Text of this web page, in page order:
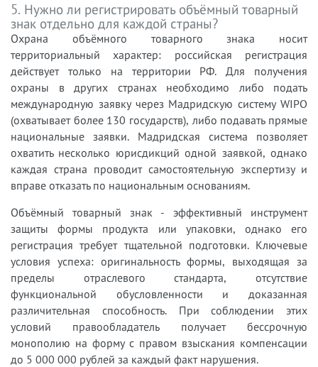
5. Нужно ли регистрировать объёмный товарный
знак отдельно для каждой страны?
Охрана объёмного товарного знака носит
территориальный характер: российская регистрация
действует только на территории РФ. Для получения
охраны в других странах необходимо либо подать
международную заявку через Мадридскую систему WIPO
(охватывает более 130 государств), либо подавать прямые
национальные заявки. Мадридская система позволяет
охватить несколько юрисдикций одной заявкой, однако
каждая страна проводит самостоятельную экспертизу и
вправе отказать по национальным основаниям.
Объёмный товарный знак - эффективный инструмент
защиты формы продукта или упаковки, однако его
регистрация требует тщательной подготовки. Ключевые
условия успеха: оригинальность формы, выходящая за
пределы отраслевого стандарта, отсутствие
функциональной обусловленности и доказанная
различительная способность. При соблюдении этих
условий правообладатель получает бессрочную
монополию на форму с правом взыскания компенсации
до 5 000 000 рублей за каждый факт нарушения.